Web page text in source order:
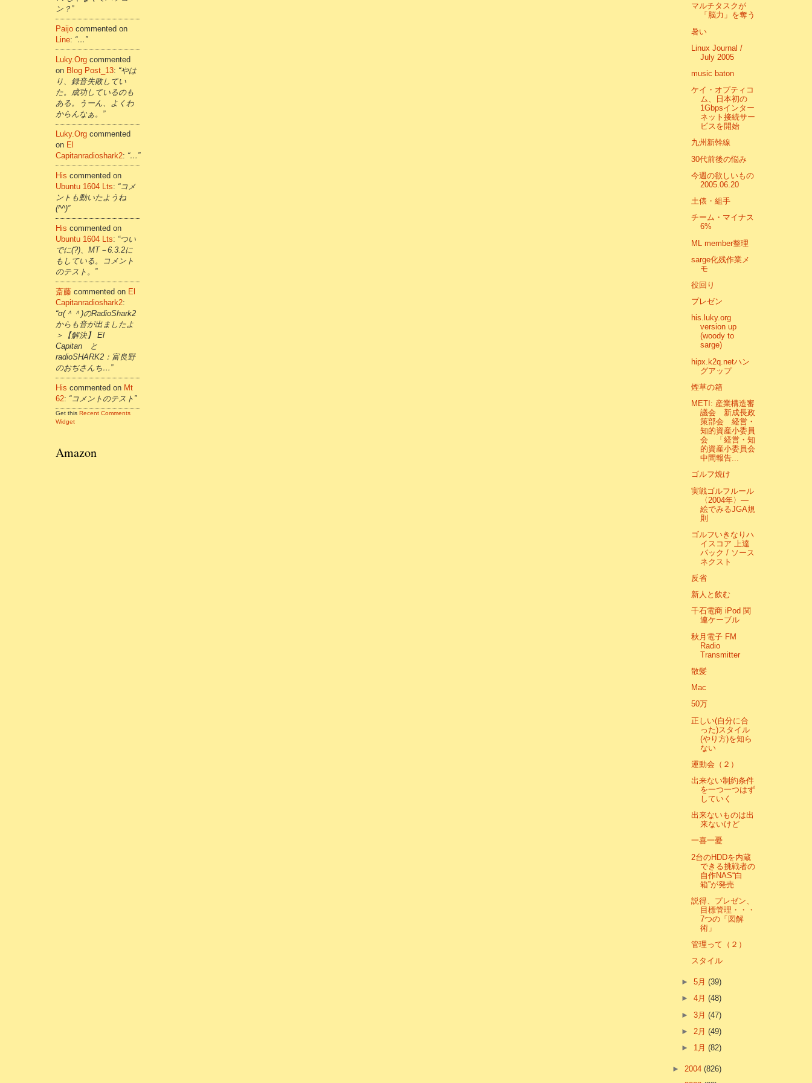
ン？”
Paijo commented on
Line: “…”
Luky.org commented
on Blog Post_13: “やは
り、録音失敗してい
た。成功しているのも
ある。うーん、よくわ
からんなぁ。”
Luky.org commented
on El
Capitanradioshark2: “…”
His commented on
Ubuntu 1604 Lts: “コメ
ントも動いたようね
(^^)”
His commented on
Ubuntu 1604 Lts: “つい
でに(?)、MT－6.3.2に
もしている。コメント
のテスト。”
斎藤 commented on El
Capitanradioshark2:
“σ(＾＾)のRadioShark2
からも音が出ましたよ
＞【解決】 El
Capitan と
radioSHARK2：富良野
のおぢさんち…”
His commented on Mt
62: “コメントのテスト”
Get this Recent Comments
Widget
Amazon
マルチタスクが
「脳力」を奪う
暑い
Linux Journal /
July 2005
music baton
ケイ・オプティコ
ム、日本初の
1Gbpsインター
ネット接続サー
ビスを開始
九州新幹線
30代前後の悩み
今週の欲しいもの
2005.06.20
土俵・組手
チーム・マイナス
6%
ML member整理
sarge化残作業メ
モ
役回り
プレゼン
his.luky.org
version up
(woody to
sarge)
hipx.k2q.netハン
グアップ
煙草の箱
METI: 産業構造審
議会 新成長政
策部会 経営・
知的資産小委員
会 「経営・知
的資産小委員会
中間報告...
ゴルフ焼け
実戦ゴルフルール
〈2004年〉―
絵でみるJGA規
則
ゴルフいきなりハ
イスコア 上達
パック / ソース
ネクスト
反省
新人と飲む
千石電商 iPod 関
連ケーブル
秋月電子 FM
Radio
Transmitter
散髪
Mac
50万
正しい(自分に合
った)スタイル
(やり方)を知ら
ない
運動会（２）
出来ない制約条件
を一つ一つはず
していく
出来ないものは出
来ないけど
一喜一憂
2台のHDDを内蔵
できる挑戦者の
自作NAS“白
箱”が発売
説得、プレゼン、
目標管理・・・
7つの「図解
術」
管理って（２）
スタイル
►5月(39)
►4月(48)
►3月(47)
► 2月(49)
► 1月(82)
► 2004 (826)